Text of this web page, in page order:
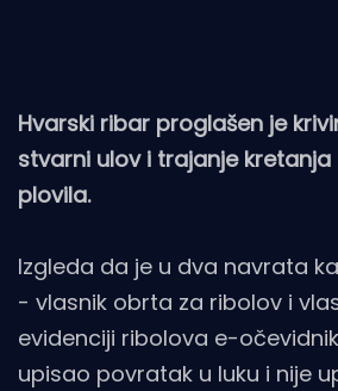
Hvarski ribar proglašen je
stvarni ulov i trajanje
plovila.
Izgleda da je u dva navrata
- vlasnik obrta za ribolov i
evidenciji ribolova e-
upisao povratak u luku i nije